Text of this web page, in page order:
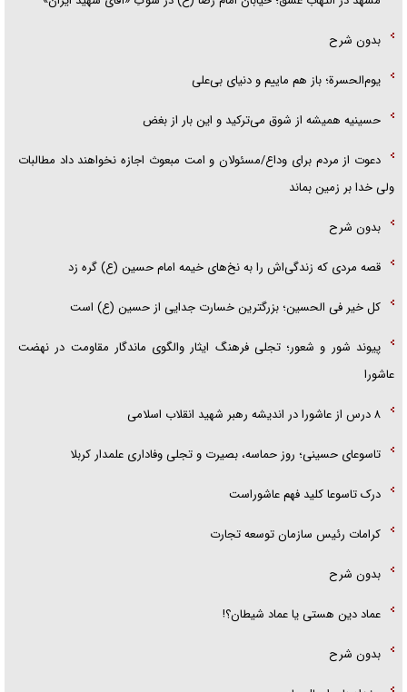
بدون شرح
یوم‌الحسرة؛ باز هم ماییم و دنیای بی‌علی
حسینیه همیشه از شوق می‌ترکید و این بار از بغض
دعوت از مردم برای وداع/مسئولان و امت مبعوث اجازه نخواهند داد مطالبات
ولی خدا بر زمین بماند
بدون شرح
قصه مردی که زندگی‌اش را به نخ‌های خیمه امام حسین (ع) گره زد
کل خیر فی الحسین؛ بزرگترین خسارت جدایی از حسین (ع) است
پیوند شور و شعور؛ تجلی فرهنگ ایثار والگوی ماندگار مقاومت در نهضت
عاشورا
۸ درس از عاشورا در اندیشه رهبر شهید انقلاب اسلامی
تاسوعای حسینی؛ روز حماسه، بصیرت و تجلی وفاداری علمدار کربلا
درک تاسوعا کلید فهم عاشوراست
کرامات رئیس سازمان توسعه تجارت
بدون شرح
عماد دین هستی یا عماد شیطان؟!
بدون شرح